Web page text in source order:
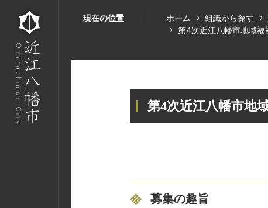
現在の位置 ホーム 組織から探す
第4次近江八幡市地域福
第4次近江八幡市地
募集の趣旨